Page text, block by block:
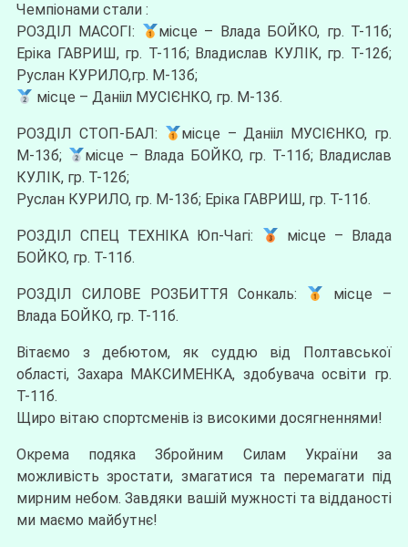
Чемпіонами стали :
РОЗДІЛ МАСОГІ:
місце – Влада БОЙКО, гр. Т-11б;
Еріка ГАВРИШ, гр. Т-11б; Владислав КУЛІК, гр. Т-12б;
Руслан КУРИЛО,гр. М-13б;
місце – Данііл МУСІЄНКО, гр. М-13б.
РОЗДІЛ СТОП-БАЛ:
місце – Данііл МУСІЄНКО, гр.
М-13б;
місце – Влада БОЙКО, гр. Т-11б; Владислав
КУЛІК, гр. Т-12б;
Руслан КУРИЛО, гр. М-13б; Еріка ГАВРИШ, гр. Т-11б.
РОЗДІЛ СПЕЦ ТЕХНІКА Юп-Чагі:
місце – Влада
БОЙКО, гр. Т-11б.
РОЗДІЛ СИЛОВЕ РОЗБИТТЯ Сонкаль:
місце –
Влада БОЙКО, гр. Т-11б.
Вітаємо з дебютом, як суддю від Полтавської
області, Захара МАКСИМЕНКА, здобувача освіти гр.
Т-11б.
Щиро вітаю спортсменів із високими досягненнями!
Окрема подяка Збройним Силам України за
можливість зростати, змагатися та перемагати під
мирним небом. Завдяки вашій мужності та відданості
ми маємо майбутнє!